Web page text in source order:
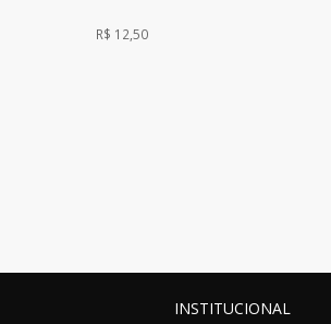
R$ 12,50
INSTITUCIONAL